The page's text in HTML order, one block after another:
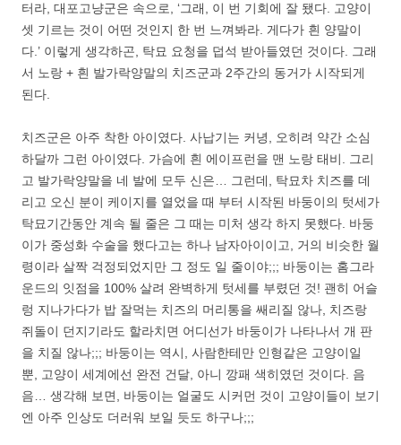
터라, 대포고냥군은 속으로, ‘그래, 이 번 기회에 잘 됐다. 고양이
셋 기르는 것이 어떤 것인지 한 번 느껴봐라. 게다가 흰 양말이
다.’ 이렇게 생각하곤, 탁묘 요청을 덥석 받아들였던 것이다. 그래
서 노랑 + 흰 발가락양말의 치즈군과 2주간의 동거가 시작되게
된다.
치즈군은 아주 착한 아이였다. 사납기는 커녕, 오히려 약간 소심
하달까 그런 아이였다. 가슴에 흰 에이프런을 맨 노랑 태비. 그리
고 발가락양말을 네 발에 모두 신은… 그런데, 탁묘차 치즈를 데
리고 오신 분이 케이지를 열었을 때 부터 시작된 바둥이의 텃세가
탁묘기간동안 계속 될 줄은 그 때는 미처 생각 하지 못했다. 바둥
이가 중성화 수술을 했다고는 하나 남자아이이고, 거의 비슷한 월
령이라 살짝 걱정되었지만 그 정도 일 줄이야;;; 바둥이는 홈그라
운드의 잇점을 100% 살려 완벽하게 텃세를 부렸던 것! 괜히 어슬
렁 지나가다가 밥 잘먹는 치즈의 머리통을 쌔리질 않나, 치즈랑
쥐돌이 던지기라도 할라치면 어디선가 바둥이가 나타나서 개 판
을 치질 않나;;; 바둥이는 역시, 사람한테만 인형같은 고양이일
뿐, 고양이 세계에선 완전 건달, 아니 깡패 색히였던 것이다. 음
음… 생각해 보면, 바둥이는 얼굴도 시커먼 것이 고양이들이 보기
엔 아주 인상도 더러워 보일 듯도 하구나;;;